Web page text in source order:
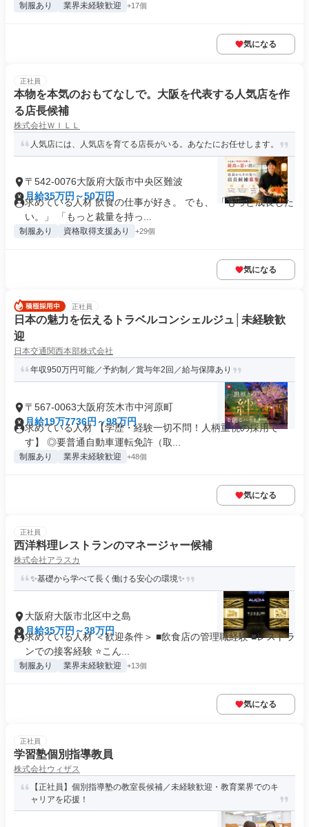
制服あり 業界未経験歓迎 +17個
気になる
正社員
本物を本気のおもてなしで。大阪を代表する人気店を作
る店長候補
株式会社ＷＩＬＬ
人気店には、人気店を育てる店長がいる。あなたにお任せします。
〒542-0076大阪府大阪市中央区難波
月給35万円～50万円
求めている人材 飲食の仕事が好き。 でも、 「もっと成長した
い。」 「もっと裁量を持っ...
制服あり 資格取得支援あり +29個
気になる
正社員
日本の魅力を伝えるトラベルコンシェルジュ│未経験歓
迎
日本交通関西本部株式会社
年収950万円可能／予約制／賞与年2回／給与保障あり
〒567-0063大阪府茨木市中河原町
月給19万7736円～98万円
求めている人材 【学歴・経験一切不問！人柄重視の採用で
す】 ◎要普通自動車運転免許（取...
制服あり 業界未経験歓迎 +48個
気になる
正社員
西洋料理レストランのマネージャー候補
株式会社アラスカ
✨基礎から学べて長く働ける安心の環境✨
大阪府大阪市北区中之島
月給35万円～38万円
求めている人材 ＜歓迎条件＞ ■飲食店の管理職経験 ■レストラ
ンでの接客経験 ⭐こん...
制服あり 業界未経験歓迎 +13個
気になる
正社員
学習塾個別指導教員
株式会社ウィザス
【正社員】個別指導塾の教室長候補／未経験歓迎・教育業界でのキ
ャリアを応援！